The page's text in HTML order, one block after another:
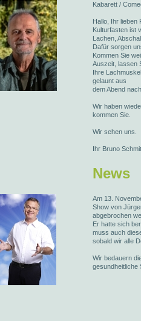
Kabarett /
Hallo, Ihr lieben
Kulturfasten ist
Lachen,
Dafür sorgen
Kommen Sie
Auszeit, lassen
Ihre
gelaunt aus
dem Abend
Wir haben
kommen Sie.
Wir sehen uns.
Ihr Bruno
News
Am 13.
Show von
abgebrochen
Er hatte sich
muss auch
sobald wir alle
Wir bedauern
gesundheitliche